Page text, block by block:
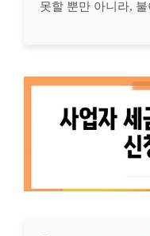
못할 뿐만 아니라,